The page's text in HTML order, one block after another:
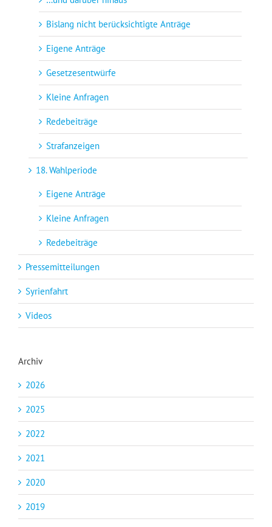
Bislang nicht berücksichtigte Anträge
Eigene Anträge
Gesetzesentwürfe
Kleine Anfragen
Redebeiträge
Strafanzeigen
18. Wahlperiode
Eigene Anträge
Kleine Anfragen
Redebeiträge
Pressemitteilungen
Syrienfahrt
Videos
Archiv
2026
2025
2022
2021
2020
2019